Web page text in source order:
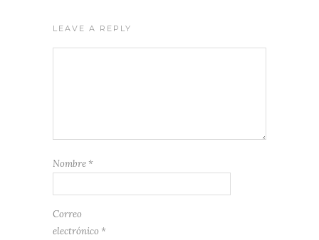
LEAVE A REPLY
Nombre *
Correo
electrónico *